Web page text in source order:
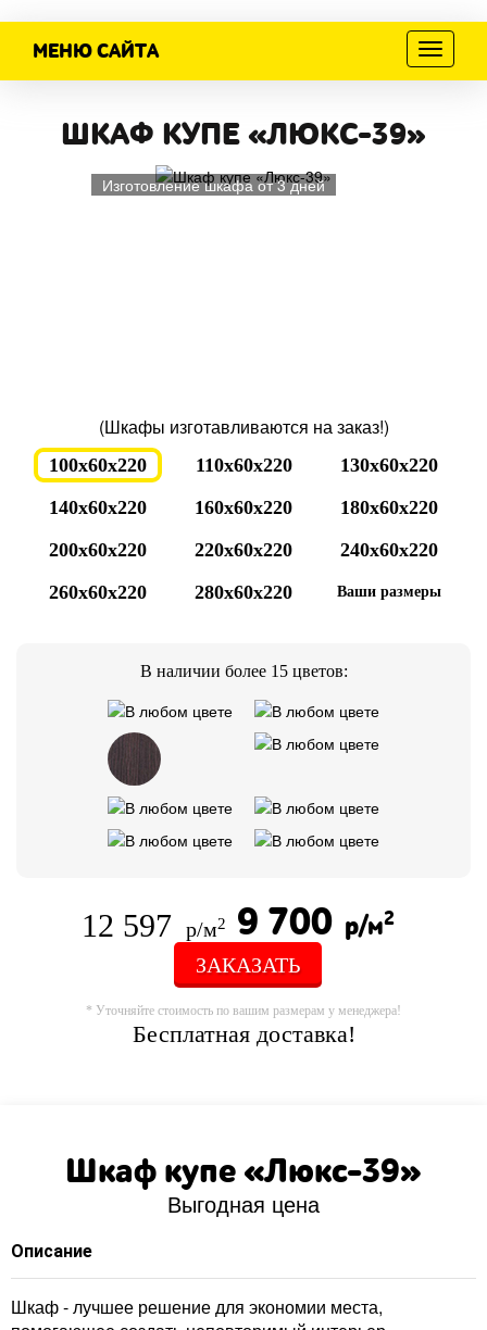
Меню
МЕНЮ САЙТА
ШКАФ КУПЕ «ЛЮКС-39»
Изготовление шкафа от 3 дней
(Шкафы изготавливаются на заказ!)
100x60x220 110x60x220
130x60x220
140x60x220
160x60x220
180x60x220
200x60x220
220x60x220
240x60x220
260x60x220
280x60x220 Ваши размеры
В наличии более 15 цветов:
12 597 р/м2 9 700 р/м2
ЗАКАЗАТЬ
* Уточняйте стоимость по вашим размерам у менеджера!
Бесплатная доставка!
Шкаф купе «Люкс-39»
Выгодная цена
Описание
Шкаф - лучшее решение для экономии места,